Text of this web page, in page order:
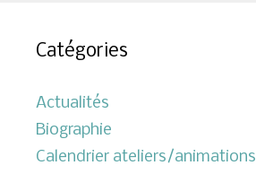
Catégories
Actualités
Biographie
Calendrier ateliers/animations